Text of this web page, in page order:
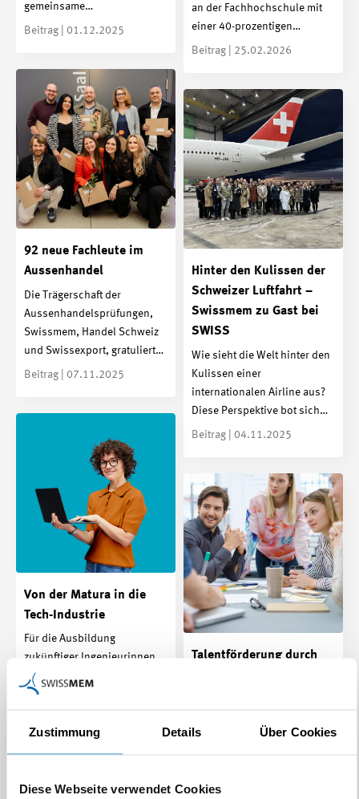
Zustimmung Details Über Cookies
Diese Webseite verwendet Cookies
an der Fachhochschule mit
einer 40-prozentigen…
Beitrag | 25.02.2026
gemeinsame…
Beitrag | 01.12.2025
92 neue Fachleute im
Aussenhandel
Die Trägerschaft der
Aussenhandelsprüfungen,
Swissmem, Handel Schweiz
und Swissexport, gratuliert…
Beitrag | 07.11.2025
Hinter den Kulissen der
Schweizer Luftfahrt –
Swissmem zu Gast bei
SWISS
Wie sieht die Welt hinter den
Kulissen einer
internationalen Airline aus?
Diese Perspektive bot sich…
Beitrag | 04.11.2025
Von der Matura in die
Tech-Industrie
Für die Ausbildung
zukünftiger Ingenieurinnen
und Ingenieure stehen
interessierten Firmen drei
Beitrag | 16.10.2025
Talentförderung durch
Studium verbindet ein